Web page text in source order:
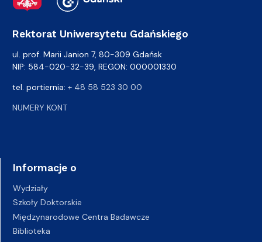
Rektorat Uniwersytetu Gdańskiego
ul. prof. Marii Janion 7, 80-309 Gdańsk
NIP: 584-020-32-39, REGON: 000001330
tel. portiernia: + 48 58 523 30 00
NUMERY KONT
Informacje o
Wydziały
Szkoły Doktorskie
Międzynarodowe Centra Badawcze
Biblioteka